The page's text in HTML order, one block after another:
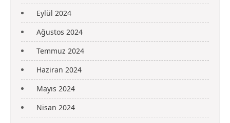
Eylül 2024
Ağustos 2024
Temmuz 2024
Haziran 2024
Mayıs 2024
Nisan 2024